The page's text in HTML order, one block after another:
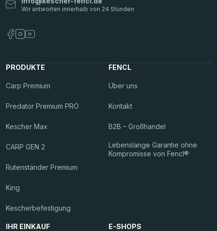
PRODUKTE
Carp Premium
Predator Premium PRO
Kescher Max
CARP GEN 2
Rutenständer Premium
King
Kescherbefestigung
FENCL
Über uns
Kontakt
B2B – Großhandel
Lebenslange Garantie ohne
Kompromisse von Fencl®
IHR EINKAUF E-SHOPS